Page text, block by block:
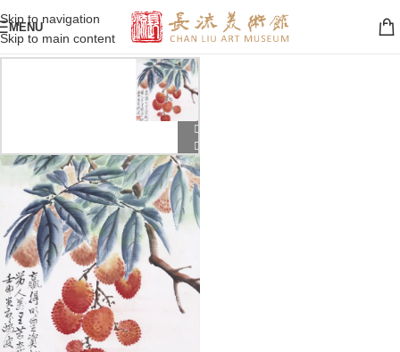
Skip to navigation
Skip to main content
MENU